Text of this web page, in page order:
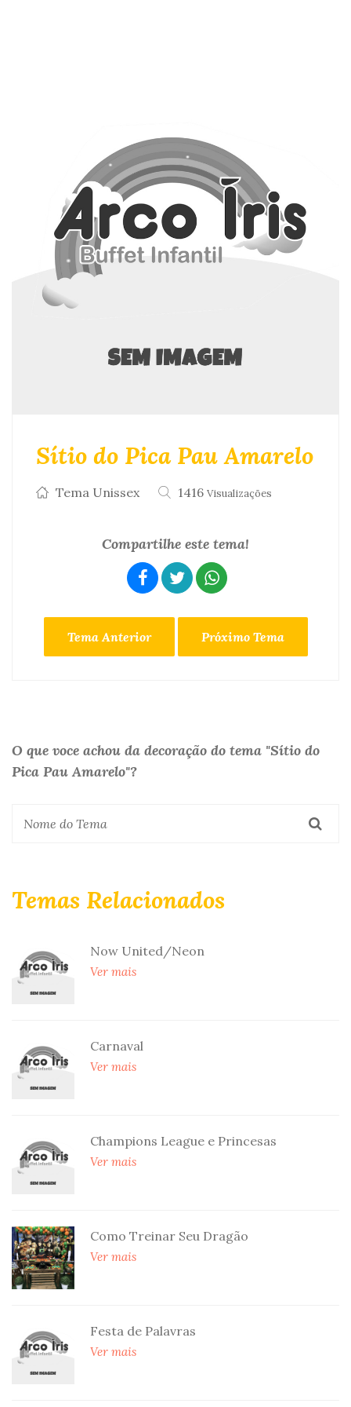
Sítio do Pica Pau Amarelo
Tema Unissex 1416 Visualizações
Compartilhe este tema!
Tema Anterior Próximo Tema
O que voce achou da decoração do tema "Sítio do
Pica Pau Amarelo"?
Temas Relacionados
Now United/Neon
Ver mais
Carnaval
Ver mais
Champions League e Princesas
Ver mais
Como Treinar Seu Dragão
Ver mais
Festa de Palavras
Ver mais